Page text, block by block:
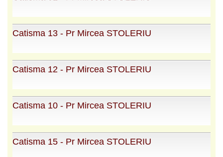
Catisma 13 - Pr Mircea STOLERIU
Catisma 12 - Pr Mircea STOLERIU
Catisma 10 - Pr Mircea STOLERIU
Catisma 15 - Pr Mircea STOLERIU